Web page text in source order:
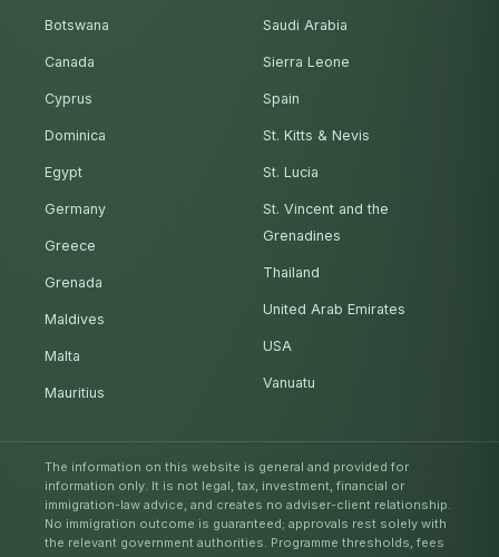
Botswana
Canada
Cyprus
Dominica
Egypt
Germany
Greece
Grenada
Maldives
Malta
Mauritius
Saudi Arabia
Sierra Leone
Spain
St. Kitts & Nevis
St. Lucia
St. Vincent and the
Grenadines
Thailand
United Arab Emirates
USA
Vanuatu
The information on this website is general and provided for
information only. It is not legal, tax, investment, financial or
immigration-law advice, and creates no adviser-client relationship.
No immigration outcome is guaranteed; approvals rest solely with
the relevant government authorities. Programme thresholds, fees